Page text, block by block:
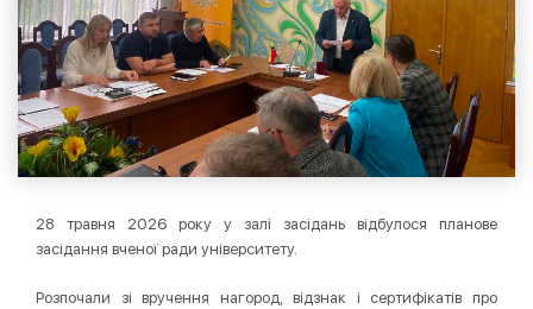
28 травня 2026 року у залі засідань відбулося планове
засідання вченої ради університету.
Розпочали зі вручення нагород, відзнак і сертифікатів про